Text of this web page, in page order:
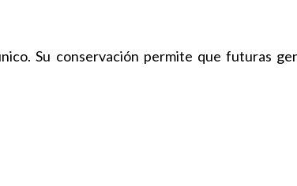
Su conservación permite que futuras